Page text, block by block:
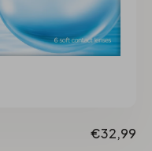
€32,99